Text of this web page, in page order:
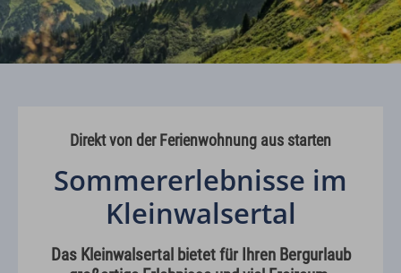
Direkt von der Ferienwohnung aus starten
Sommererlebnisse im
Kleinwalsertal
Das Kleinwalsertal bietet für Ihren Bergurlaub